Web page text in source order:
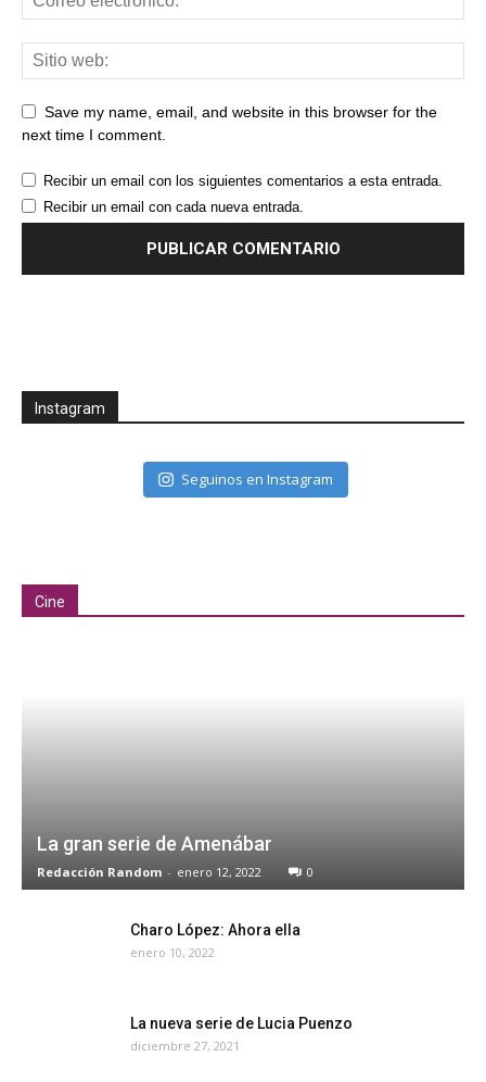
Save my name, email, and website in this browser for the
next time I comment.
Recibir un email con los siguientes comentarios a esta entrada.
Recibir un email con cada nueva entrada.
Instagram
Seguinos en Instagram
Cine
La gran serie de Amenábar
Redacción Random - enero 12, 2022 0
Charo López: Ahora ella
enero 10, 2022
La nueva serie de Lucia Puenzo
diciembre 27, 2021